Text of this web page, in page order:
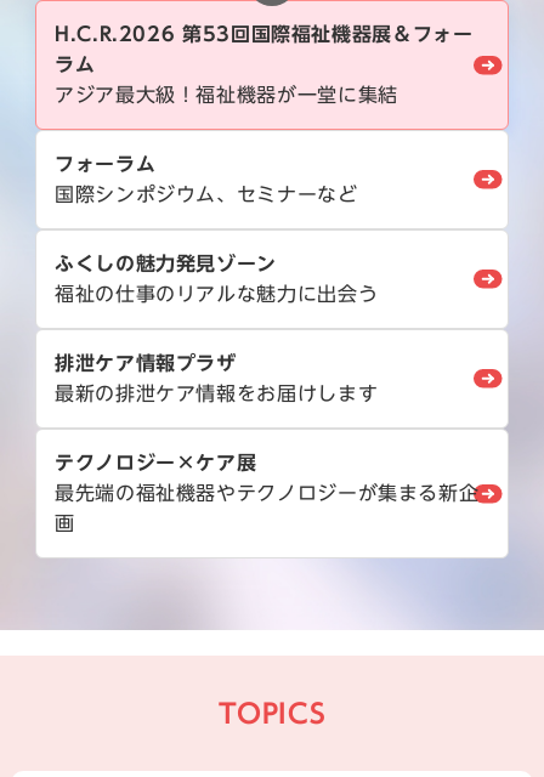
H.C.R.2026 第53回国際福祉機器展＆フォー
ラム
アジア最大級！福祉機器が一堂に集結
フォーラム
国際シンポジウム、セミナーなど
ふくしの魅力発見ゾーン
福祉の仕事のリアルな魅力に出会う
排泄ケア情報プラザ
最新の排泄ケア情報をお届けします
テクノロジー×ケア展
最先端の福祉機器やテクノロジーが集まる新企
画
TOPICS